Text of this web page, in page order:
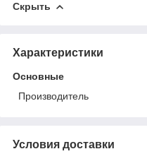
Скрыть
Характеристики
Основные
Производитель
Условия доставки